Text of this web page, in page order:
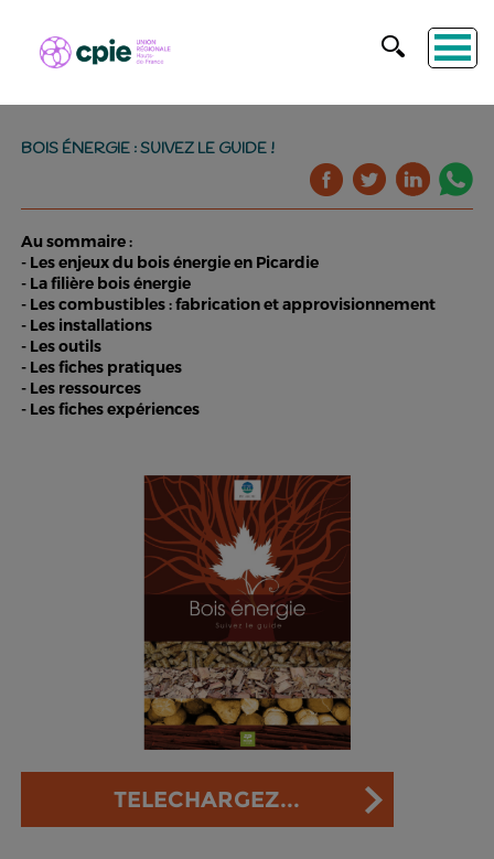
BOIS ÉNERGIE : SUIVEZ LE GUIDE !
Au sommaire :
- Les enjeux du bois énergie en Picardie
- La filière bois énergie
- Les combustibles : fabrication et approvisionnement
- Les installations
- Les outils
- Les fiches pratiques
- Les ressources
- Les fiches expériences
TELECHARGEZ...